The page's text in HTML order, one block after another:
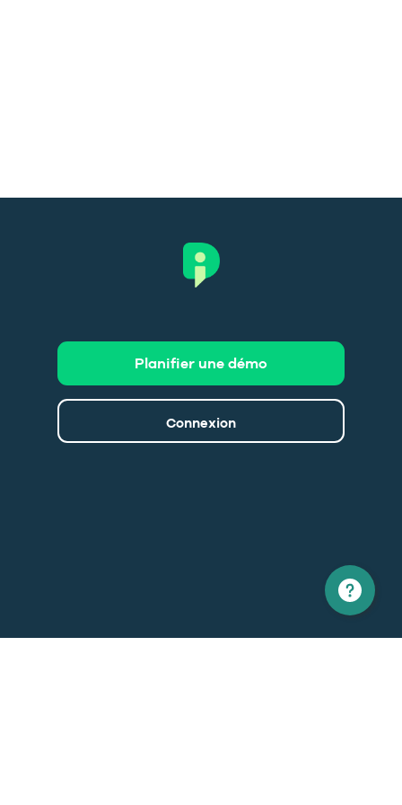
Connexion
Planifier une démo